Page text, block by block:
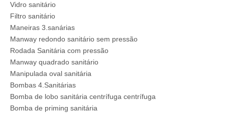
Vidro sanitário
Filtro sanitário
Maneiras 3.sanárias
Manway redondo sanitário sem pressão
Rodada Sanitária com pressão
Manway quadrado sanitário
Manipulada oval sanitária
Bombas 4.Sanitárias
Bomba de lobo sanitária centrífuga centrífuga
Bomba de priming sanitária